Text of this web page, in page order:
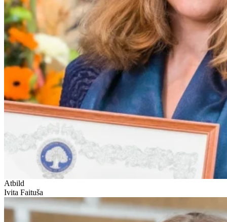
Atbild
Ivita Faituša